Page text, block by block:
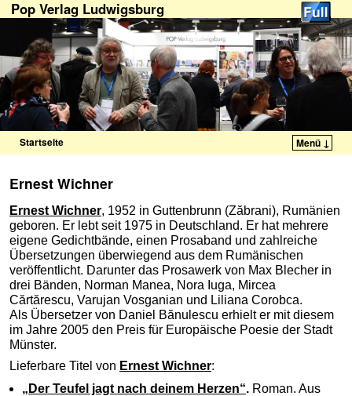
Pop Verlag Ludwigsburg
Startseite Menü ↓
Ernest Wichner
Ernest Wichner, 1952 in Guttenbrunn (Zăbrani), Rumänien
geboren. Er lebt seit 1975 in Deutschland. Er hat mehrere
eigene Gedichtbände, einen Prosaband und zahlreiche
Übersetzungen überwiegend aus dem Rumänischen
veröffentlicht. Darunter das Prosawerk von Max Blecher in
drei Bänden, Norman Manea, Nora Iuga, Mircea
Cărtărescu, Varujan Vosganian und Liliana Corobca.
Als Übersetzer von Daniel Bănulescu erhielt er mit diesem
im Jahre 2005 den Preis für Europäische Poesie der Stadt
Münster.
Lieferbare Titel von Ernest Wichner:
„Der Teufel jagt nach deinem Herzen“.Roman. Aus